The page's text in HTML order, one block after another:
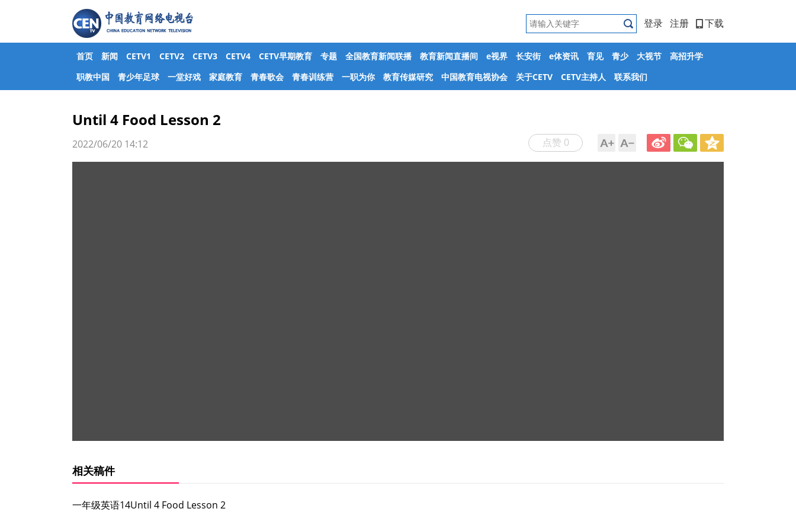
登录 注册 下载
首页 新闻 CETV1 CETV2 CETV3 CETV4 CETV早期教育 专题 全国教育新闻联播 教育新闻直播间 e视界 长安街 e体资讯 育见 青少 大视节
高招升学
职教中国
青少年足球 一堂好戏 家庭教育 青春歌会 青春训练营 一职为你 教育传媒研究 中国教育电视协会 关于CETV CETV主持人 联系我们
Until 4 Food Lesson 2
点赞 0
2022/06/20 14:12
相关稿件
一年级英语14Until 4 Food Lesson 2